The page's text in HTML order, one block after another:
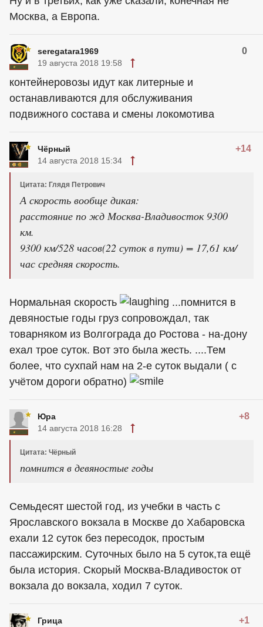
Москва, а Европа.
seregatara1969 0
19 августа 2018 19:58
контейнеровозы идут как литерные и
останавливаются для обслуживания
подвижного состава и смены локомотива
Чёрный +14
14 августа 2018 15:34
Цитата: Глядя Петрович
А скорость вообще дикая:
расстояние по жд Москва-Владивосток 9300
км.
9300 км/528 часов(22 суток в пути) = 17,61 км/
час средняя скорость.
Нормальная скорость
...помнится в
девяностые годы груз сопровождал, так
товарняком из Волгограда до Ростова - на-дону
ехал трое суток. Вот это была жесть. ....Тем
более, что сухпай нам на 2-е суток выдали ( с
учётом дороги обратно)
Юра +8
14 августа 2018 16:28
Цитата: Чёрный
помнится в девяностые годы
Семьдесят шестой год, из учебки в часть с
Ярославского вокзала в Москве до Хабаровска
ехали 12 суток без пересодок, простым
пассажирским. Суточных было на 5 суток,та ещё
была история. Скорый Москва-Владивосток от
вокзала до вокзала, ходил 7 суток.
Грица +1